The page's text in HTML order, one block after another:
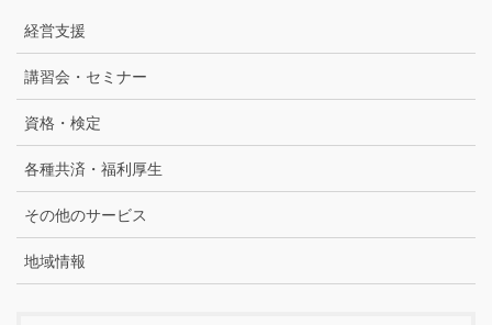
経営支援
講習会・セミナー
資格・検定
各種共済・福利厚生
その他のサービス
地域情報